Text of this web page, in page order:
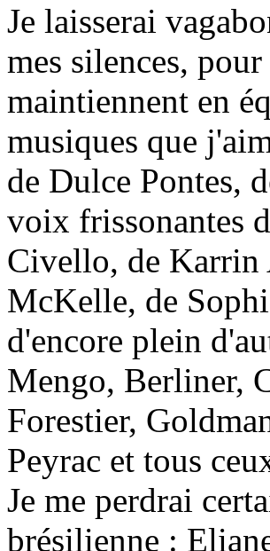
Je laisserai
mes silences,
maintiennent en
musiques que
de Dulce Pontes,
voix frissonantes
Civello, de Karrin
McKelle, de
d'encore plein
Mengo, Berliner,
Forestier,
Peyrac et tous
Je me perdrai
brésilienne :